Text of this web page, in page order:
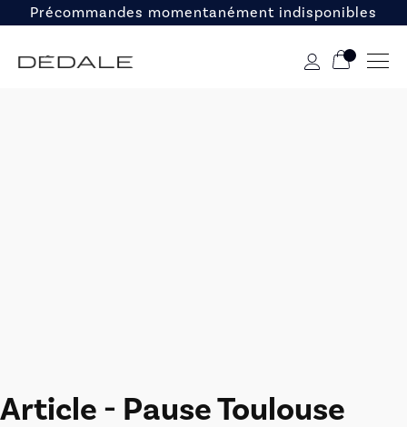
Précommandes momentanément indisponibles
Article - Pause Toulouse